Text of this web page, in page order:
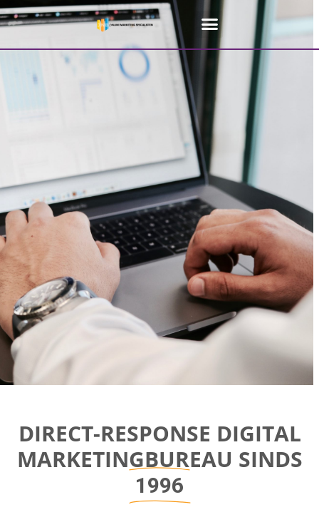
SEO Boom
Direct-response
Digital
Marketing Bureau
DIRECT-RESPONSE DIGITAL
MARKETINGBUREAU SINDS
1996